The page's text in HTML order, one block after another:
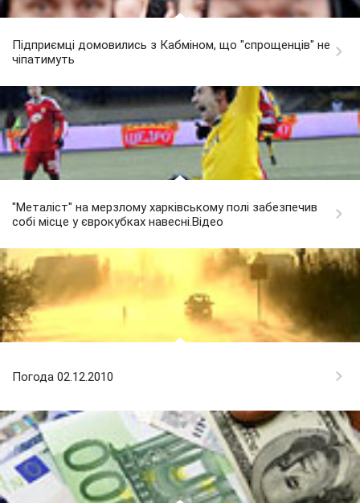
Підприємці домовились з Кабміном, що "спрощенців" не
чіпатимуть
"Металіст" на мерзлому харківському полі забезпечив
собі місце у єврокубках навесні.Відео
Погода 02.12.2010